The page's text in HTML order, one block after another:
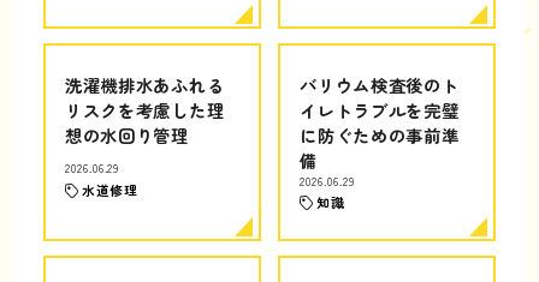
洗濯機排水あふれる
リスクを考慮した理
想の水回り管理
2026.06.29
水道修理
バリウム検査後のト
イレトラブルを完璧
に防ぐための事前準
備
2026.06.29
知識